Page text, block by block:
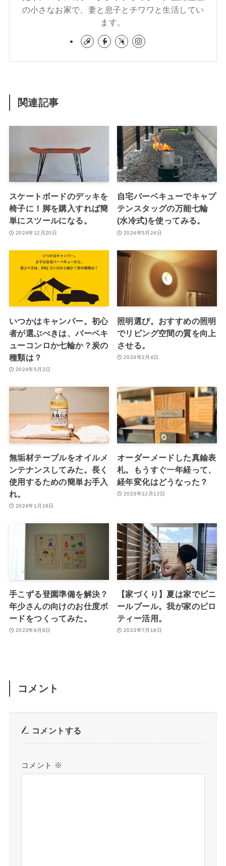
の小さなお家で、妻と息子とチワワと生活してい
ます。
関連記事
スケートボードのデッキを
椅子に！脚を購入すれば簡
単にスツールになる。
2024年12月20日
自宅バーベキューでキャプ
テンスタッグの万能七輪
(水冷式)を使ってみる。
2024年5月24日
いつかはキャンパー。初心
者が選ぶべきは、バーベキ
ューコンロか七輪か？炭の
種類は？
2024年5月2日
照明選び。おすすめの照明
でリビング空間の質を向上
させる。
2024年2月4日
無垢材テーブルをオイルメ
ンテナンスしてみた。長く
使用するための簡単お手入
れ。
2024年1月16日
オーダーメードした真鍮表
札。もうすぐ一年経って、
経年変化はどうなった？
2023年12月12日
手こずる登園準備を解決？
年少さんの向けのお仕度ボ
ードをつくってみた。
2023年9月8日
【家づくり】夏は家でビニ
ールプール。我が家のピロ
ティー活用。
2023年7月18日
コメント
コメントする
コメント ※